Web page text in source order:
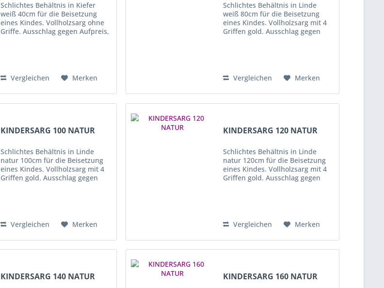
Schlichtes Behältnis in Kiefer
weiß 40cm für die Beisetzung
eines Kindes. Vollholzsarg ohne
Griffe. Ausschlag gegen Aufpreis,
Vergleichen Merken
Schlichtes Behältnis in Linde
weiß 80cm für die Beisetzung
eines Kindes. Vollholzsarg mit 4
Griffen gold. Ausschlag gegen
Vergleichen Merken
KINDERSARG 100 NATUR
Schlichtes Behältnis in Linde
natur 100cm für die Beisetzung
eines Kindes. Vollholzsarg mit 4
Griffen gold. Ausschlag gegen
Vergleichen Merken
KINDERSARG 120 NATUR
Schlichtes Behältnis in Linde
natur 120cm für die Beisetzung
eines Kindes. Vollholzsarg mit 4
Griffen gold. Ausschlag gegen
Vergleichen Merken
KINDERSARG 140 NATUR KINDERSARG 160 NATUR